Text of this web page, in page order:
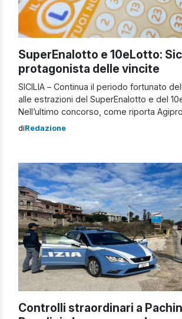
SuperEnalotto e 10eLotto:
protagonista delle vincite
SICILIA – Continua il periodo fortunato
alle estrazioni del SuperEnalotto e del
Nell’ultimo concorso, come riporta
due 9 da 20mila euro ciascuno, uno a
concorso del 10eLotto ha distribuito
diRedazione
Controlli straordinari a